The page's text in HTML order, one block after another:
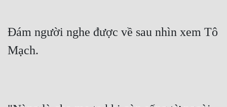
Đám người nghe được về sau nhìn xem Tô
Mạch.